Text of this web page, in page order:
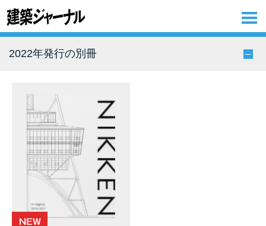
2022年発行の別冊